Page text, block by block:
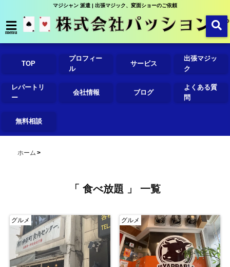
マジシャン 派遣 | 出張マジック、変面ショーのご依頼
menu
TOP
プロフィー
ル
サービス
出張マジッ
ク
レパートリ
ー
会社情報 ブログ
よくある質
問
無料相談
ホーム
「 食べ放題 」 一覧
グルメ グルメ